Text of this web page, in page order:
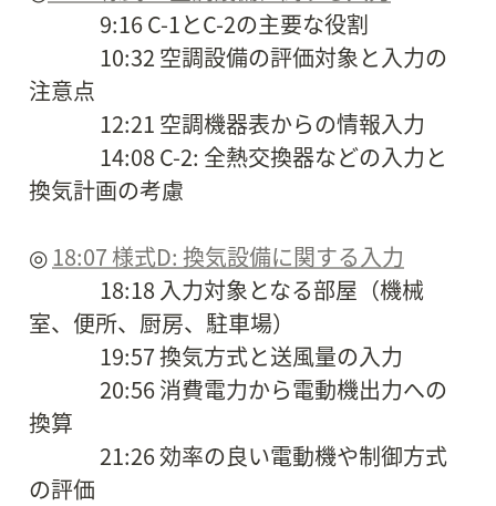
9:16 C-1とC-2の主要な役割
10:32 空調設備の評価対象と入力の
注意点
12:21 空調機器表からの情報入力
14:08 C-2: 全熱交換器などの入力と
換気計画の考慮
◎ 18:07 様式D: 換気設備に関する入力
18:18 入力対象となる部屋（機械
室、便所、厨房、駐車場）
19:57 換気方式と送風量の入力
20:56 消費電力から電動機出力への
換算
21:26 効率の良い電動機や制御方式
の評価